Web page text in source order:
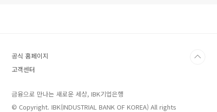
공식 홈페이지
고객센터
금융으로 만나는 새로운 세상, IBK기업은행
© Copyright. IBK(INDUSTRIAL BANK OF KOREA) All rights